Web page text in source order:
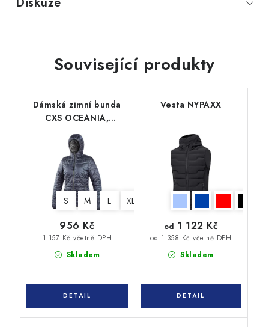
Související produkty
Dámská zimní bunda
CXS OCEANIA,
oboustranná, kouřově
modro - šedá
S M L XL
Skladem
1 157 Kč včetně DPH
956 Kč
Vesta NYPAXX
Skladem
od 1 358 Kč včetně DPH
od 1 122 Kč